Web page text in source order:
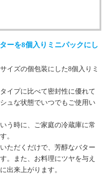
ーを8個入りミニパックにし
イズの個包装にした8個入りミ
イプに比べて密封性に優れて
ュな状態でいつでもご使用い
う時に、ご家庭の冷蔵庫に常
。
ただくだけで、芳醇なバター
。また、お料理にツヤを与え
出来上がります。